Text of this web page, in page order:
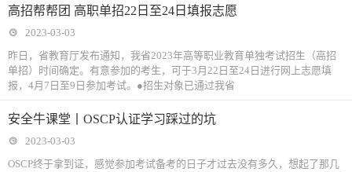
高招帮帮团 高职单招22日至24日填报志愿
2023-03-03
昨日，省教育厅发布通知，我省2023年高等职业教育单独考试招生（高招
单招）时间确定。有意参加的考生，可于3月22日至24日进行网上志愿填
报，4月7日至9日参加考试。●招生对象已通过我省
安全牛课堂丨OSCP认证学习踩过的坑
2023-03-03
OSCP终于拿到证，感觉参加考试备考的日子才过去没有多久，想起了那几